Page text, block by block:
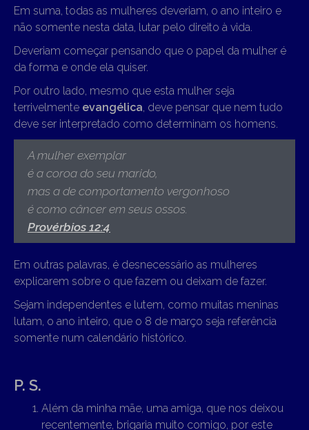
Em suma, todas as mulheres deveriam, o ano inteiro e
não somente nesta data, lutar pelo direito à vida.
Deveriam começar pensando que o papel da mulher é
da forma e onde ela quiser.
Por outro lado, mesmo que esta mulher seja
terrivelmente evangélica , deve pensar que nem tudo
deve ser interpretado como determinam os homens.
A mulher exemplar
é a coroa do seu marido,
mas a de comportamento vergonhoso
é como câncer em seus ossos.
Provérbios 12:4
Em outras palavras, é desnecessário as mulheres
explicarem sobre o que fazem ou deixam de fazer.
Sejam independentes e lutem, como muitas meninas
lutam, o ano inteiro, que o 8 de março seja referência
somente num calendário histórico.
P. S.
Além da minha mãe, uma amiga, que nos deixou
recentemente, brigaria muito comigo, por este